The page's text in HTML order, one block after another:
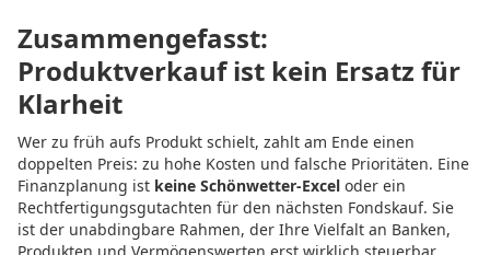
Zusammengefasst:
Produktverkauf ist kein Ersatz für
Klarheit
Wer zu früh aufs Produkt schielt, zahlt am Ende einen
doppelten Preis: zu hohe Kosten und falsche Prioritäten. Eine
Finanzplanung ist keine Schönwetter-Excel oder ein
Rechtfertigungsgutachten für den nächsten Fondskauf. Sie
ist der unabdingbare Rahmen, der Ihre Vielfalt an Banken,